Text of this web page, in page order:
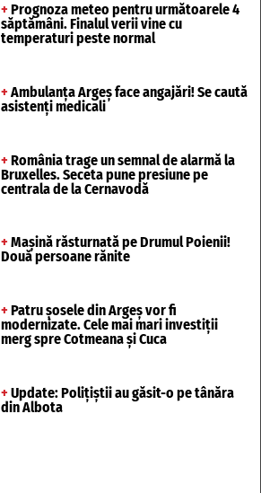
+ Prognoza meteo pentru următoarele 4
săptămâni. Finalul verii vine cu
temperaturi peste normal
+ Ambulanța Argeș face angajări! Se caută
asistenți medicali
+ România trage un semnal de alarmă la
Bruxelles. Seceta pune presiune pe
centrala de la Cernavodă
+ Mașină răsturnată pe Drumul Poienii!
Două persoane rănite
+ Patru șosele din Argeș vor fi
modernizate. Cele mai mari investiții
merg spre Cotmeana și Cuca
+ Update: Polițiștii au găsit-o pe tânăra
din Albota